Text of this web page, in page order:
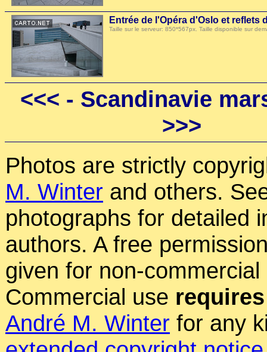
Entrée de l'Opéra d'Oslo et reflets
Taille sur le serveur: 850*567px. Taille disponible sur
<<< - Scandinavie
>>>
Photos are strictly
M. Winter and others.
photographs for detailed
authors. A free
given for non-
Commercial use requires
André M. Winter for any